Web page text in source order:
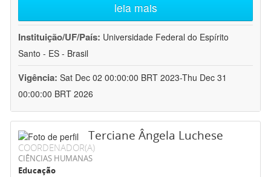
leia mais
Instituição/UF/País: Universidade Federal do Espírito
Santo - ES - Brasil
Vigência: Sat Dec 02 00:00:00 BRT 2023-Thu Dec 31
00:00:00 BRT 2026
Terciane Ângela Luchese
COORDENADOR(A)
CIÊNCIAS HUMANAS
Educação